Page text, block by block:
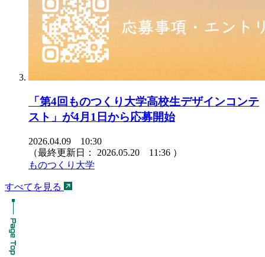
「第4回ものつくり大学高校生デザインコンテ
スト」が4月1日から応募開始
2026.04.09 10:30
（最終更新日： 2026.05.20 11:36 ）
ものつくり大学
すべてを見る